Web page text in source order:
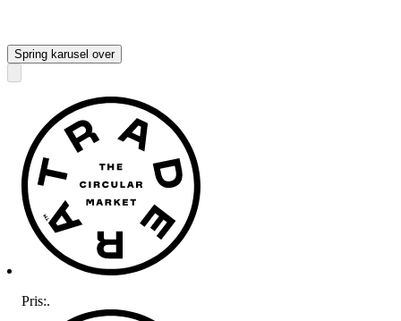
Spring karusel over
Pris:.